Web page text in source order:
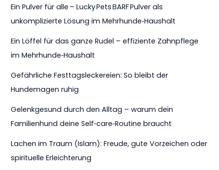
Ein Pulver für alle – Lucky Pets BARF Pulver als
unkomplizierte Lösung im Mehrhunde‑Haushalt
Ein Löffel für das ganze Rudel – effiziente Zahnpflege
im Mehrhunde‑Haushalt
Gefährliche Festtagsleckereien: So bleibt der
Hundemagen ruhig
Gelenkgesund durch den Alltag – warum dein
Familienhund deine Self‑care‑Routine braucht
Lachen im Traum (Islam): Freude, gute Vorzeichen oder
spirituelle Erleichterung